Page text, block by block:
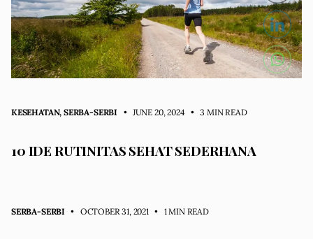
KESEHATAN,SERBA-SERBI • JUNE 20, 2024 • 3 MIN READ
10 IDE RUTINITAS SEHAT SEDERHANA
SERBA-SERBI • OCTOBER 31, 2021 • 1 MIN READ